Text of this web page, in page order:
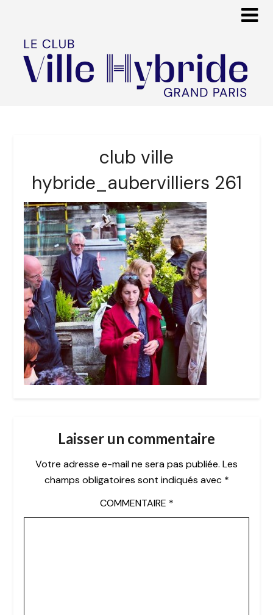
club ville
hybride_aubervilliers 261
Laisser un commentaire
Votre adresse e-mail ne sera pas publiée. Les
champs obligatoires sont indiqués avec *
COMMENTAIRE *